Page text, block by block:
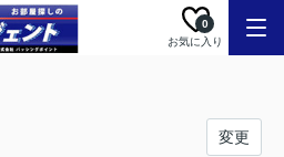
お気に入り
0
変更